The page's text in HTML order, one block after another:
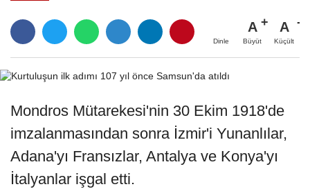
Dinle
A
Büyüt
A
Küçült
Mondros Mütarekesi'nin 30 Ekim 1918'de
imzalanmasından sonra İzmir'i Yunanlılar,
Adana'yı Fransızlar, Antalya ve Konya'yı
İtalyanlar işgal etti.